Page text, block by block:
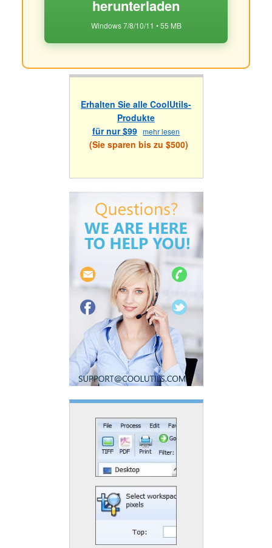
herunterladen
Windows 7/8/10/11 • 55 MB
Erhalten Sie alle CoolUtils-
Produkte
für nur $99 mehr lesen
(Sie sparen bis zu $500)